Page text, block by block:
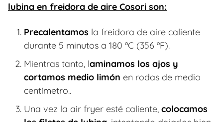
lubina en freidora de aire Cosori son:
Precalentamos la freidora de aire caliente
durante 5 minutos a 180 ºC (356 ºF).
Mientras tanto, laminamos los ajos y
cortamos medio limón en rodas de medio
centímetro..
Una vez la air fryer esté caliente, colocamos